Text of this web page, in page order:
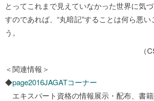
とってこれまで見えていなかった世界に気
すのであれば、“丸暗記”することは何ら悪
う。
（
＜関連情報＞
◆page2016JAGATコーナー
エキスパート資格の情報展示・配布、書